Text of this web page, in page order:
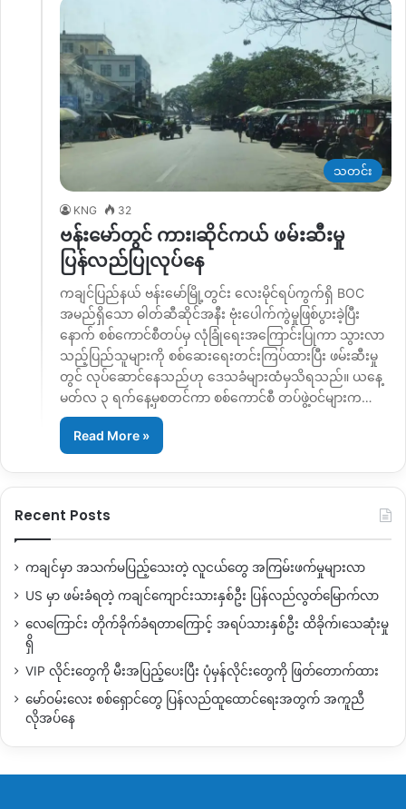
သတင်း
KNG 32
ဗန်းမော်တွင် ကား၊ဆိုင်ကယ် ဖမ်းဆီးမှု
ပြန်လည်ပြုလုပ်နေ
ကချင်ပြည်နယ် ဗန်းမော်မြို့တွင်း လေးမိုင်ရပ်ကွက်ရှိ BOC
အမည်ရှိသော ဓါတ်ဆီဆိုင်အနီး ဗုံးပေါက်ကွဲမှုဖြစ်ပွားခဲ့ပြီး
နောက် စစ်ကောင်စီတပ်မှ လုံခြုံရေးအကြောင်းပြုကာ သွားလာ
သည့်ပြည်သူများကို စစ်ဆေးရေးတင်းကြပ်ထားပြီး ဖမ်းဆီးမှု
တွင် လုပ်ဆောင်နေသည်ဟု ဒေသခံများထံမှသိရသည်။ ယနေ့
မတ်လ ၃ ရက်နေ့မှစတင်ကာ စစ်ကောင်စီ တပ်ဖွဲ့ဝင်များက…
Read More »
Recent Posts
ကချင်မှာ အသက်မပြည့်သေးတဲ့ လူငယ်တွေ အကြမ်းဖက်မှုများလာ
US မှာ ဖမ်းခံရတဲ့ ကချင်ကျောင်းသားနှစ်ဦး ပြန်လည်လွတ်မြောက်လာ
လေကြောင်း တိုက်ခိုက်ခံရတာကြောင့် အရပ်သားနှစ်ဦး ထိခိုက်၊သေဆုံးမှု
ရှိ
VIP လိုင်းတွေကို မီးအပြည့်ပေးပြီး ပုံမှန်လိုင်းတွေကို ဖြတ်တောက်ထား
မော်ဝမ်းလေး စစ်ရှောင်တွေ ပြန်လည်ထူထောင်ရေးအတွက် အကူညီ
လိုအပ်နေ